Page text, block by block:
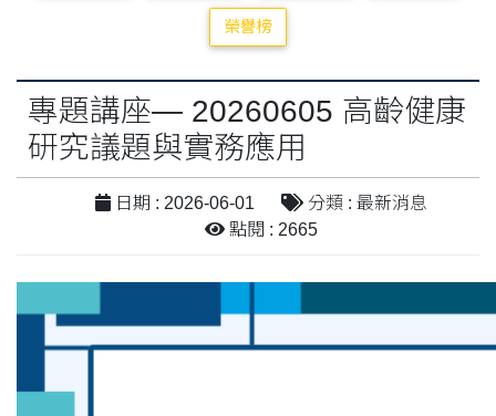
榮譽榜
專題講座— 20260605 高齡健康
研究議題與實務應用
日期 : 2026-06-01
分類 : 最新消息
點閱 : 2665